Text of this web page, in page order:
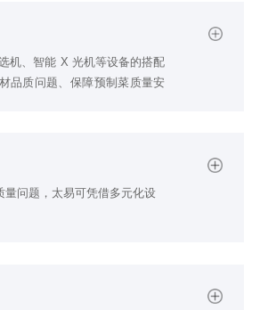
机、智能 X 光机等设备的搭配
品质问题、保障预制菜质量安
太易检测可提供针对性的检测
量问题，太易可凭借多元化设